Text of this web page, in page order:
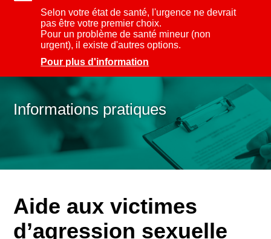
Selon votre état de santé, l'urgence ne devrait
pas être votre premier choix.
Pour un problème de santé mineur (non
urgent), il existe d'autres options.
Pour plus d'information
Informations pratiques
Aide aux victimes
d’agression sexuelle